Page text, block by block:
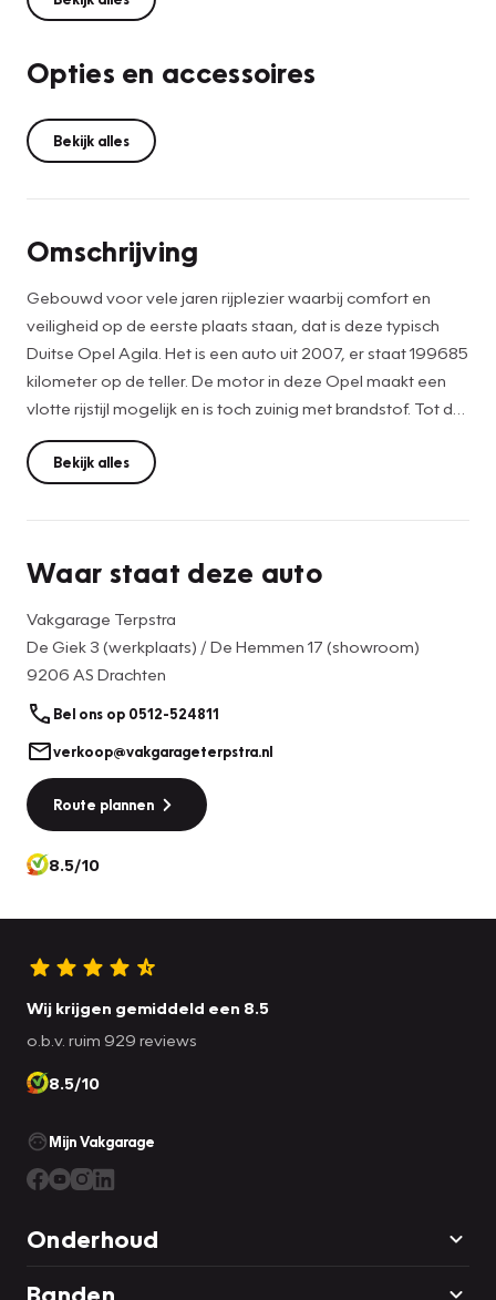
Opties en accessoires
Bekijk alles
Omschrijving
Gebouwd voor vele jaren rijplezier waarbij comfort en
veiligheid op de eerste plaats staan, dat is deze typisch
Duitse Opel Agila. Het is een auto uit 2007, er staat 199685
kilometer op de teller. De motor in deze Opel maakt een
vlotte rijstijl mogelijk en is toch zuinig met brandstof. Tot de
voorzieningen van deze auto behoren 14 inch lichtmetalen
velgen, getint glas en in delen neerklapbare achterbank.
Dat de kilometerstand in orde is, blijkt uit het meegeleverde
om deze auto voor u te omschrijven, maar het beste
ervaart u hem als hij voor u staat. Neemt u snel contact met
ons op voor een afspraak?
Bekijk alles
Waar staat deze auto
Vakgarage Terpstra
De Giek 3 (werkplaats) / De Hemmen 17 (showroom)
9206 AS Drachten
Bel ons op 0512-524811
verkoop@vakgarageterpstra.nl
Route plannen
8.5/10
Wij krijgen gemiddeld een 8.5
o.b.v. ruim 929 reviews
8.5/10
Mijn Vakgarage
Onderhoud
Banden